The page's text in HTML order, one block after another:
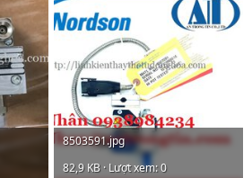
8503591.jpg
82,9 KB · Lượt xem: 0